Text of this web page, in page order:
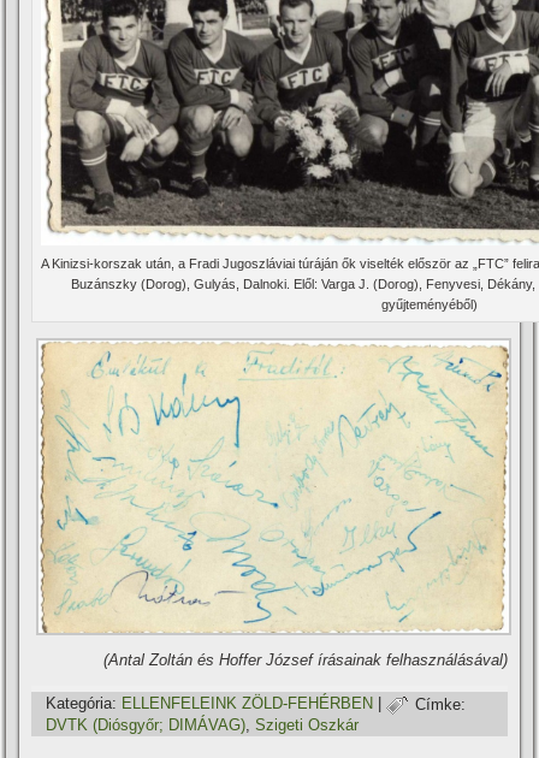
A Kinizsi-korszak után, a Fradi Jugoszláviai túráján ők viselték először az „FTC”
Buzánszky (Dorog), Gulyás, Dalnoki. Elől: Varga J. (Dorog), Fenyvesi,
gyűjteményéből)
(Antal Zoltán és Hoffer József í­rásainak felhasználásával)
Kategória: ELLENFELEINK ZÖLD-FEHÉRBEN |
Címke:
DVTK (Diósgyőr; DIMÁVAG),Szigeti Oszkár